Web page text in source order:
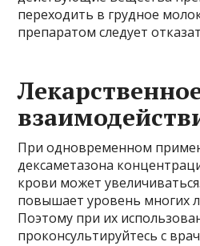
переходить в грудное
препаратом следует
При одновременном
дексаметазона
крови может
повышает уровень многих
Поэтому при их
проконсультируйтесь с